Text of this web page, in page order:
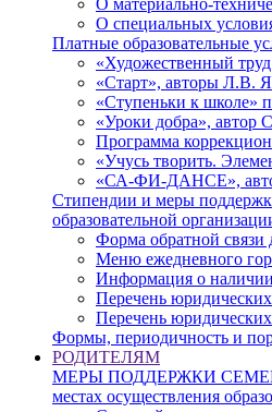
О материально-
О специальных
Платные образовательные
«Художественный
«Старт», авторы Л.В.
«Ступеньки к школе»
«Уроки добра», автор
Программа
«Учусь творить.
«СА-ФИ-ДАНСЕ»,
Стипендии и меры
образовательной
Форма обратной связи
Меню ежедневного
Информация о
Перечень
Перечень
Формы, периодичность и
РОДИТЕЛЯМ
МЕРЫ ПОДДЕРЖКИ
местах осуществления